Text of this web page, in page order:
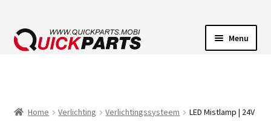
Menu
Home Verlichting Verlichtingssysteem
LED Mistlamp | 24V